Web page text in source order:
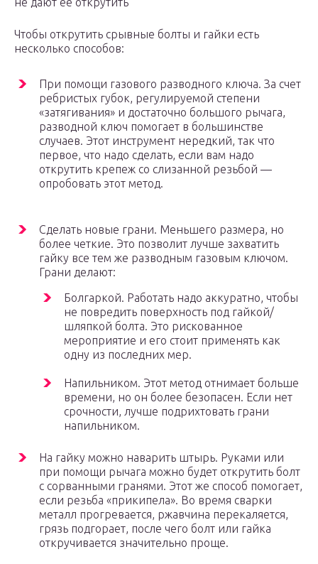
Чтобы открутить срывные болты и гайки есть
несколько способов:
При помощи газового разводного ключа. За счет
ребристых губок, регулируемой степени
«затягивания» и достаточно большого рычага,
разводной ключ помогает в большинстве
случаев. Этот инструмент нередкий, так что
первое, что надо сделать, если вам надо
открутить крепеж со слизанной резьбой —
опробовать этот метод.
Сделать новые грани. Меньшего размера, но
более четкие. Это позволит лучше захватить
гайку все тем же разводным газовым ключом.
Грани делают:
Болгаркой. Работать надо аккуратно, чтобы
не повредить поверхность под гайкой/
шляпкой болта. Это рискованное
мероприятие и его стоит применять как
одну из последних мер.
Напильником. Этот метод отнимает больше
времени, но он более безопасен. Если нет
срочности, лучше подрихтовать грани
напильником.
На гайку можно наварить штырь. Руками или
при помощи рычага можно будет открутить болт
с сорванными гранями. Этот же способ помогает,
если резьба «прикипела». Во время сварки
металл прогревается, ржавчина перекаляется,
грязь подгорает, после чего болт или гайка
откручивается значительно проще.